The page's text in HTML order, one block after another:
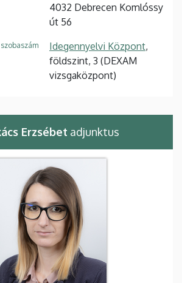
4032 Debrecen Komlóssy
út 56
Idegennyelvi Központ,
földszint, 3 (DEXAM
vizsgaközpont)
Erzsébet adjunktus